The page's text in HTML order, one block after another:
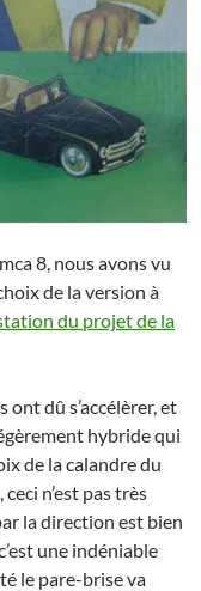
8, nous avons vu
de la version à
du projet de la
ont dû s’accélèrer, et
hybride qui
de la calandre du
n’est pas très
la direction est bien
une indéniable
le pare-brise va